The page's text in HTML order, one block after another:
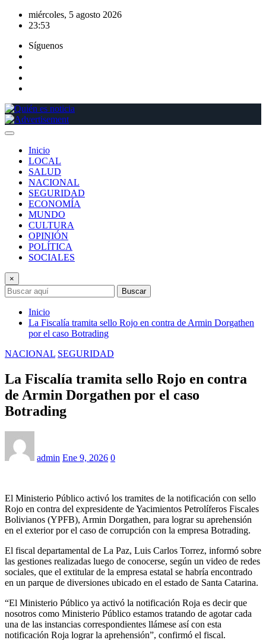
Saltar
miércoles, 5 agosto 2026
23:53
Síguenos
Inicio
LOCAL
SALUD
NACIONAL
SEGURIDAD
ECONOMÍA
MUNDO
CULTURA
OPINIÓN
POLÍTICA
SOCIALES
×
Buscar
Inicio
La Fiscalía tramita sello Rojo en contra de Armin Dorgathen
por el caso Botrading
NACIONAL SEGURIDAD
La Fiscalía tramita sello Rojo en contra
de Armin Dorgathen por el caso
Botrading
admin Ene 9, 2026 0
El Ministerio Público activó los tramites de la notificación con sello
Rojo en contra del expresidente de Yacimientos Petrolíferos Fiscales
Bolivianos (YPFB), Armin Dorgathen, para lograr su aprehensión
en el exterior por el caso de corrupción con la empresa Botrading.
El fiscal departamental de La Paz, Luis Carlos Torrez, informó sobre
las gestiones realizadas luego de conocerse, según un video de redes
sociales, que el extitular de la empresa estatal se habría encontrado
en un parque de diversiones ubicado en el estado de Santa Catarina.
“El Ministerio Público ya activó la notificación Roja es decir que
nosotros como Ministerio Público estamos tratando de agotar cada
una de las instancias correspondientes llámese así con esta
notificación Roja lograr la aprehensión”, confirmó el fiscal.